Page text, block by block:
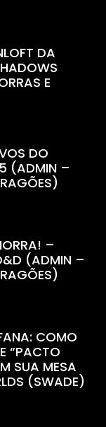
DA
E
DO
(ADMIN –
–
(ADMIN –
COMO
“PACTO
SUA MESA
(SWADE)